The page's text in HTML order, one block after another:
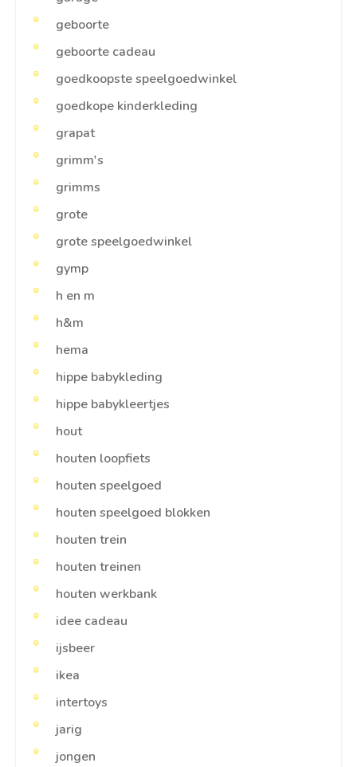
geboorte
geboorte cadeau
goedkoopste speelgoedwinkel
goedkope kinderkleding
grapat
grimm's
grimms
grote
grote speelgoedwinkel
gymp
h en m
h&m
hema
hippe babykleding
hippe babykleertjes
hout
houten loopfiets
houten speelgoed
houten speelgoed blokken
houten trein
houten treinen
houten werkbank
idee cadeau
ijsbeer
ikea
intertoys
jarig
jongen